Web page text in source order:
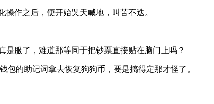
作之后，便开始哭天喊地，叫苦不迭。
服了，难道那等同于把钞票直接贴在脑门上吗？
包的助记词拿去恢复狗狗币，要是搞得定那才怪了。